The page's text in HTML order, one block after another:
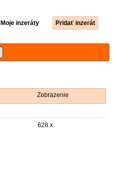
Moje inzeráty Pridať inzerát
Zobrazenie
628 x